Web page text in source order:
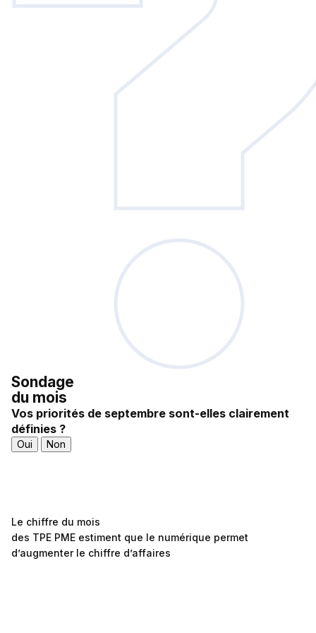
Sondage
du mois
Vos priorités de septembre sont-elles clairement
définies ?
Oui Non
Le chiffre du mois
des TPE PME estiment que le numérique permet
d’augmenter le chiffre d’affaires